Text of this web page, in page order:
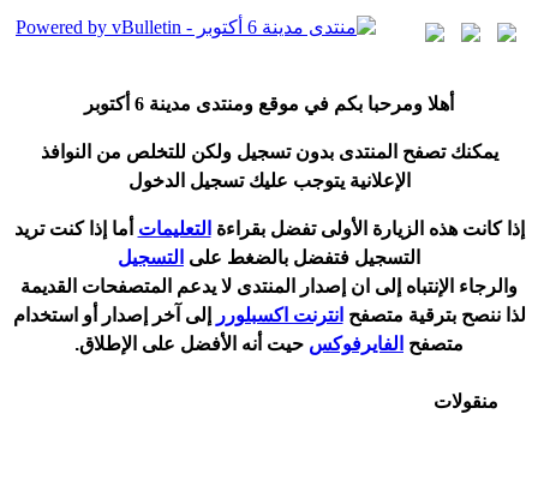
هلا ومرحبا بكم في موقع ومنتدى مدينة 6 أكتوبر
يمكنك تصفح المنتدى بدون تسجيل ولكن للتخلص من النوافذ
الإعلانية يتوجب عليك تسجيل الدخول
إذا كانت هذه الزيارة الأولى تفضل بقراءة التعليمات ما إذا كنت تريد
التسجيل فتفضل بالضغط على التسجيل
والرجاء الإنتباه إلى ان إصدار المنتدى لا يدعم المتصفحات القديمة
لذا ننصح بترقية متصفح انترنت اكسبلورر إلى آخر إصدار أو استخدام
متصفح الفايرفوكس حيت نه الأفضل على الإطلاق.
منقولات